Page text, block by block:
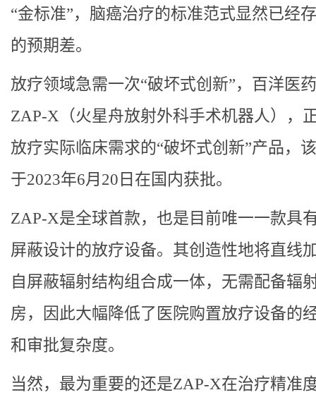
“金标准”，脑癌治疗的标准范式显然已经
的预期差。
放疗领域急需一次“破坏式创新”，百洋医
ZAP-X（火星舟放射外科手术机器人），
放疗实际临床需求的“破坏式创新”产品，
于2023年6月20日在国内获批。
ZAP-X是全球首款，也是目前唯一一款具
屏蔽设计的放疗设备。其创造性地将直线
自屏蔽辐射结构组合成一体，无需配备辐
房，因此大幅降低了医院购置放疗设备的
和审批复杂度。
当然，最为重要的还是ZAP-X在治疗精准